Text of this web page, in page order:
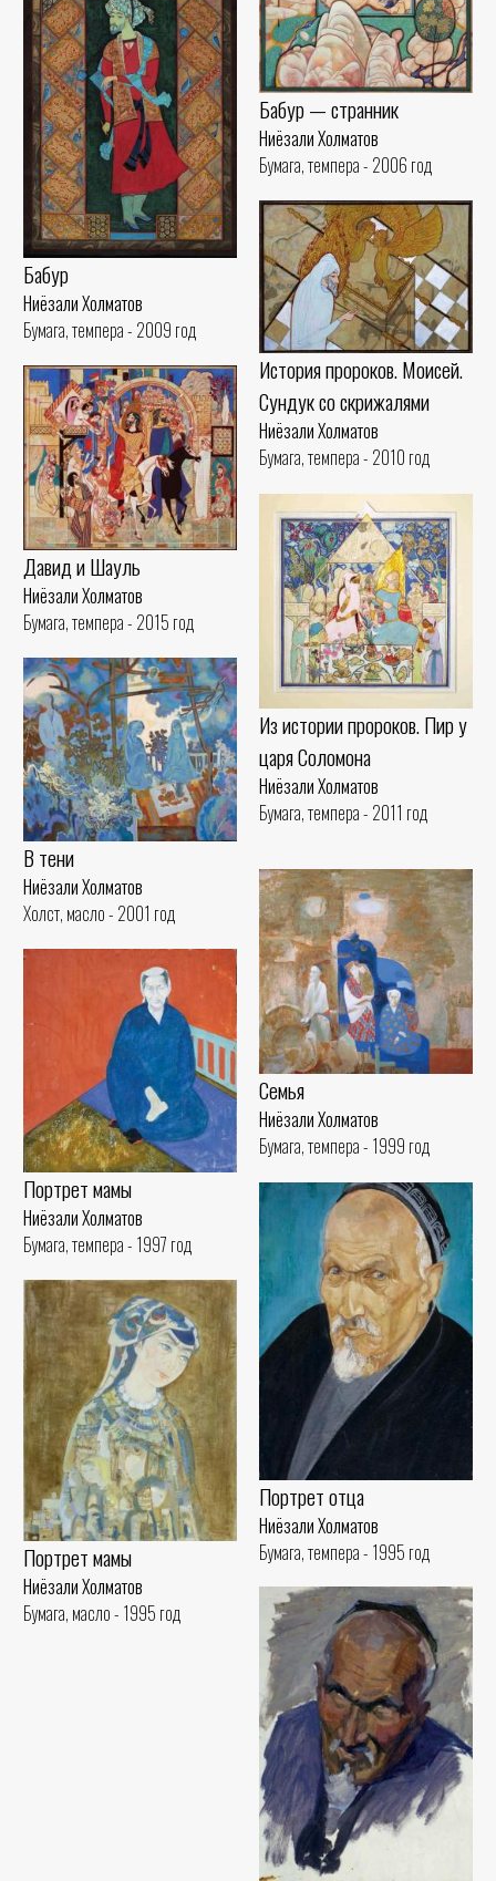
Бабур — странник
Ниёзали Холматов
Бумага, темпера - 2006 год
Бабур
Ниёзали Холматов
Бумага, темпера - 2009 год
История пророков. Моисей.
Сундук со скрижалями
Ниёзали Холматов
Бумага, темпера - 2010 год
Давид и Шауль
Ниёзали Холматов
Бумага, темпера - 2015 год
Из истории пророков. Пир у
царя Соломона
Ниёзали Холматов
Бумага, темпера - 2011 год
В тени
Ниёзали Холматов
Холст, масло - 2001 год
Семья
Ниёзали Холматов
Бумага, темпера - 1999 год
Портрет мамы
Ниёзали Холматов
Бумага, темпера - 1997 год
Портрет отца
Ниёзали Холматов
Бумага, темпера - 1995 год
Портрет мамы
Ниёзали Холматов
Бумага, масло - 1995 год